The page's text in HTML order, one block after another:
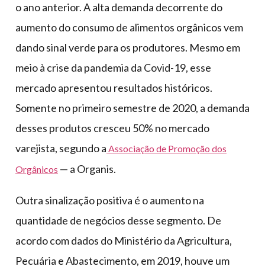
o ano anterior. A alta demanda decorrente do
aumento do consumo de alimentos orgânicos vem
dando sinal verde para os produtores. Mesmo em
meio à crise da pandemia da Covid-19, esse
mercado apresentou resultados históricos.
Somente no primeiro semestre de 2020, a demanda
desses produtos cresceu 50% no mercado
varejista, segundo a Associação de Promoção dos
Orgânicos — a Organis.
Outra sinalização positiva é o aumento na
quantidade de negócios desse segmento. De
acordo com dados do Ministério da Agricultura,
Pecuária e Abastecimento, em 2019, houve um